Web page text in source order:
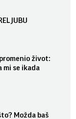
život:
mi se ikada
Možda baš